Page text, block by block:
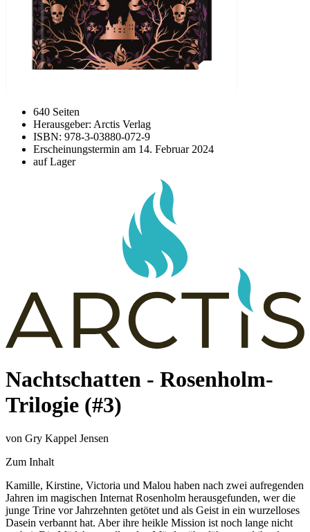
640 Seiten
Herausgeber: Arctis Verlag
ISBN: 978-3-03880-072-9
Erscheinungstermin am 14. Februar 2024
auf Lager
Nachtschatten - Rosenholm-
Trilogie (#3)
von Gry Kappel Jensen
Zum Inhalt
Kamille, Kirstine, Victoria und Malou haben nach zwei aufregenden
Jahren im magischen Internat Rosenholm herausgefunden, wer die
junge Trine vor Jahrzehnten getötet und als Geist in ein wurzelloses
Dasein verbannt hat. Aber ihre heikle Mission ist noch lange nicht